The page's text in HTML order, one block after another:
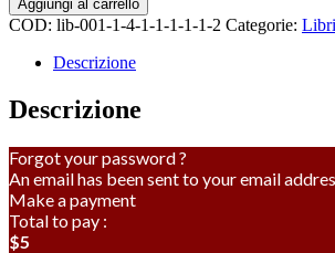
ragazzi
quantità
Aggiungi al carrello
COD: lib-001-1-4-1-1-1-1-1-2 Categorie: Libri
Descrizione
Descrizione
Forgot your password ?
An email has been sent to your email
Make a payment
Total to pay :
$5